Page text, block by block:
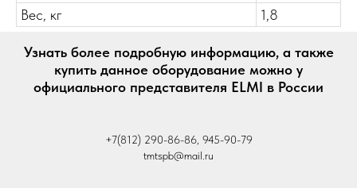
Вес, кг
1,8
Узнать более подробную информацию, а также
купить данное оборудование можно у
официального представителя ELMI в России
+7(812) 290-86-86, 945-90-79
tmtspb@mail.ru